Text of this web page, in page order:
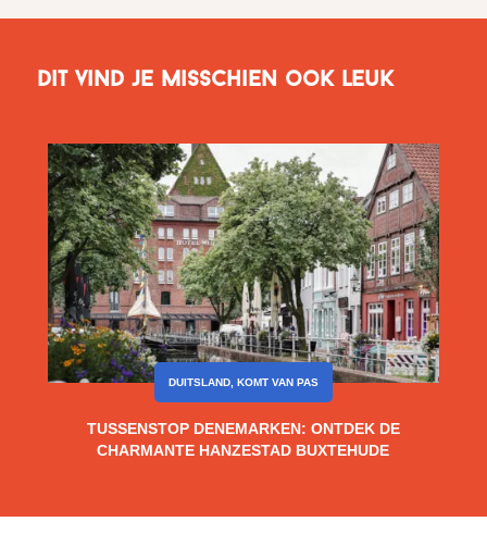
Dit vind je misschien ook leuk
TUSSENSTOP DENEMARKEN: ONTDEK DE
CHARMANTE HANZESTAD BUXTEHUDE
DUITSLAND, KOMT VAN PAS